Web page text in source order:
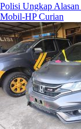
Polisi Ungkap
Mobil-HP Curian